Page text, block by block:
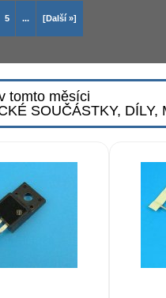
5 ... [Další »]
tomto měsíci
SOUČÁSTKY, DÍLY,